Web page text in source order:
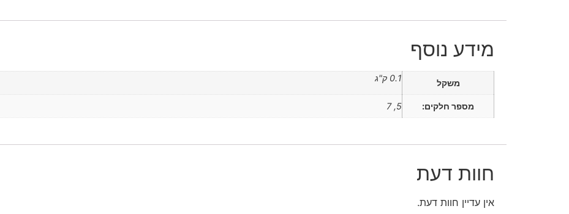
מידע נוסף
משקל 0.1 ק"ג
מספר חלקים: 5, 7
חוות דעת
אין עדיין חוות דעת.